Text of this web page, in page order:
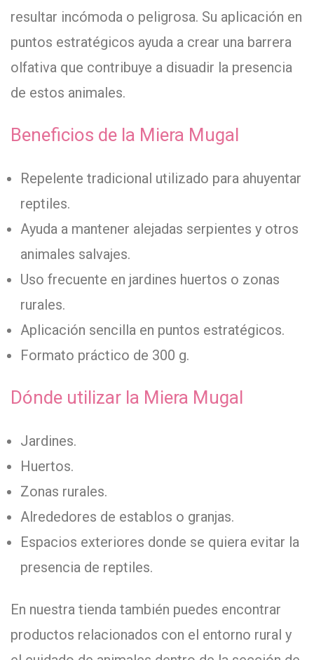
resultar incómoda o peligrosa. Su aplicación en
puntos estratégicos ayuda a crear una barrera
olfativa que contribuye a disuadir la presencia
de estos animales.
Beneficios de la Miera Mugal
Repelente tradicional utilizado para ahuyentar
reptiles.
Ayuda a mantener alejadas serpientes y otros
animales salvajes.
Uso frecuente en jardines huertos o zonas
rurales.
Aplicación sencilla en puntos estratégicos.
Formato práctico de 300 g.
Dónde utilizar la Miera Mugal
Jardines.
Huertos.
Zonas rurales.
Alrededores de establos o granjas.
Espacios exteriores donde se quiera evitar la
presencia de reptiles.
En nuestra tienda también puedes encontrar
productos relacionados con el entorno rural y